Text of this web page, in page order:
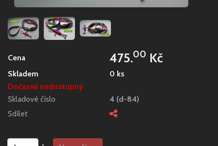
Cena 475.00 Kč
Skladem
0 ks
Dočasně nedostupný
Skladové číslo
4 (d-84)
Sdílet